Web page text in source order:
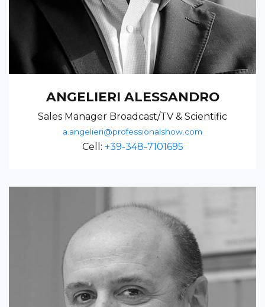
ANGELIERI ALESSANDRO
Sales Manager Broadcast/TV & Scientific
a.angelieri@professionalshow.com
Cell: +39-348-7101695